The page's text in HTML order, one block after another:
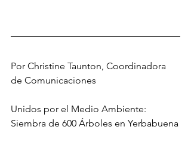
Por Christine Taunton, Coordinadora
de Comunicaciones
Unidos por el Medio Ambiente:
Siembra de 600 Árboles en Yerbabuena